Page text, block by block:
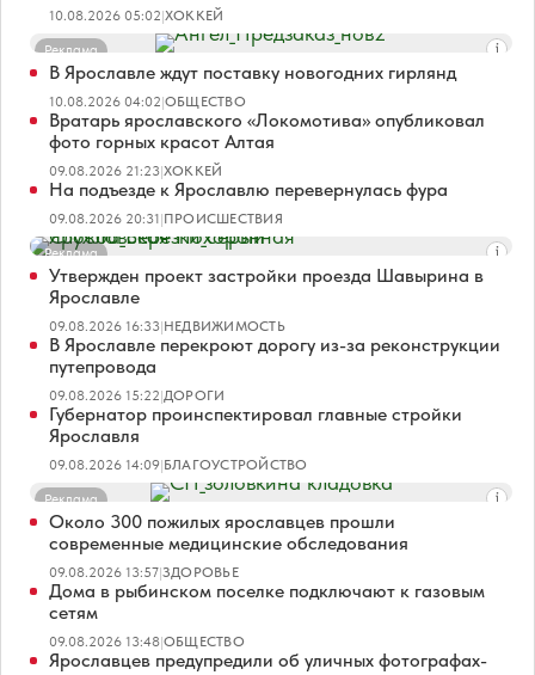
10.08.2026 05:02|ХОККЕЙ
Реклама
В Ярославле ждут поставку новогодних гирлянд
10.08.2026 04:02|ОБЩЕСТВО
Вратарь ярославского «Локомотива» опубликовал
фото горных красот Алтая
09.08.2026 21:23|ХОККЕЙ
На подъезде к Ярославлю перевернулась фура
09.08.2026 20:31|ПРОИСШЕСТВИЯ
Реклама
Утвержден проект застройки проезда Шавырина в
Ярославле
09.08.2026 16:33|НЕДВИЖИМОСТЬ
В Ярославле перекроют дорогу из-за реконструкции
путепровода
09.08.2026 15:22|ДОРОГИ
Губернатор проинспектировал главные стройки
Ярославля
09.08.2026 14:09|БЛАГОУСТРОЙСТВО
Реклама
Около 300 пожилых ярославцев прошли
современные медицинские обследования
09.08.2026 13:57|ЗДОРОВЬЕ
Дома в рыбинском поселке подключают к газовым
сетям
09.08.2026 13:48|ОБЩЕСТВО
Ярославцев предупредили об уличных фотографах-